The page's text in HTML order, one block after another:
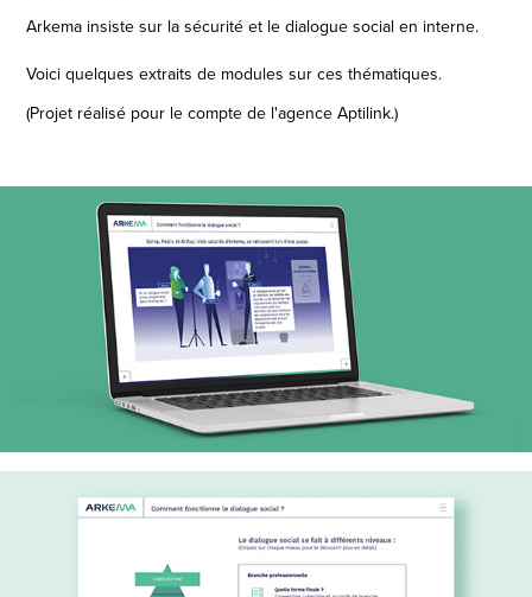
Arkema insiste sur la sécurité et le dialogue social en interne.
Voici quelques extraits de modules sur ces thématiques.
(Projet réalisé pour le compte de l'agence Aptilink.)